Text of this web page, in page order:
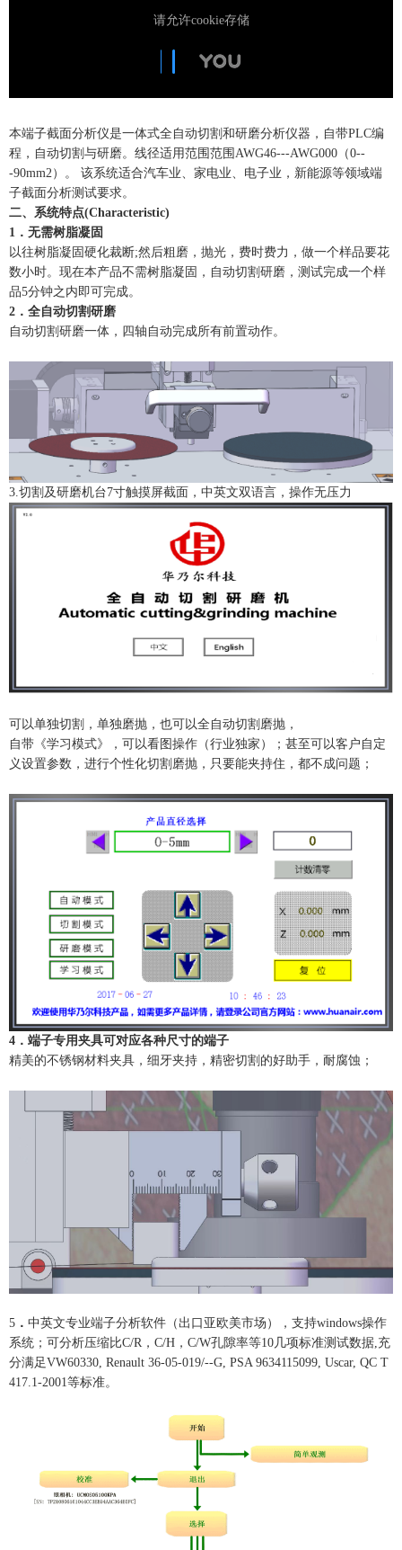
本端子截面分析仪是一体式全自动切割和研磨分析仪器，自带PLC编
程，自动切割与研磨。线径适用范围范围AWG46---AWG000（0--
-90mm2）。 该系统适合汽车业、家电业、电子业，新能源等领域端
子截面分析测试要求。
二、系统特点(Characteristic)
1．无需树脂凝固
以往树脂凝固硬化裁断;然后粗磨，抛光，费时费力，做一个样品要花
数小时。现在本产品不需树脂凝固，自动切割研磨，测试完成一个样
品5分钟之内即可完成。
2．全自动切割研磨
自动切割研磨一体，四轴自动完成所有前置动作。
3.切割及研磨机台7寸触摸屏截面，中英文双语言，操作无压力
可以单独切割，单独磨抛，也可以全自动切割磨抛，
自带《学习模式》，可以看图操作（行业独家）；甚至可以客户自定
义设置参数，进行个性化切割磨抛，只要能夹持住，都不成问题；
4．端子专用夹具可对应各种尺寸的端子
精美的不锈钢材料夹具，细牙夹持，精密切割的好助手，耐腐蚀；
5 ． 中英文专业端子分析软件（出口亚欧美市场），支持windows操作
系统；可分析压缩比C/R，C/H，C/W孔隙率等10几项标准测试数据,充
分满足VW60330, Renault 36-05-019/--G, PSA 9634115099, Uscar, QC T
417.1-2001等标准。